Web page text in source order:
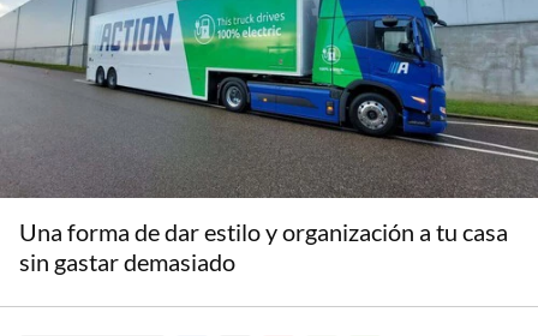
Una forma de dar estilo y organización a tu casa
sin gastar demasiado